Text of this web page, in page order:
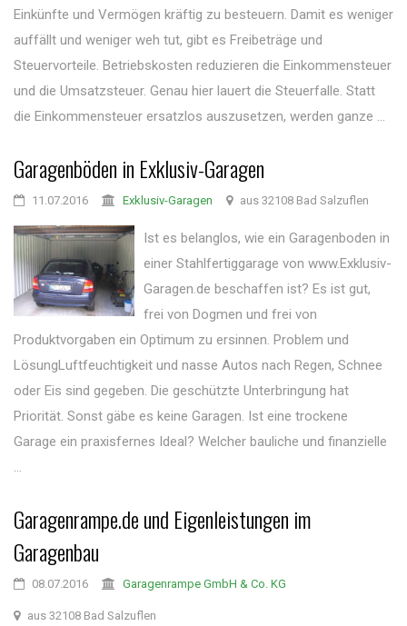
Einkünfte und Vermögen kräftig zu besteuern. Damit es weniger
auffällt und weniger weh tut, gibt es Freibeträge und
Steuervorteile. Betriebskosten reduzieren die Einkommensteuer
und die Umsatzsteuer. Genau hier lauert die Steuerfalle. Statt
die Einkommensteuer ersatzlos auszusetzen, werden ganze ...
Garagenböden in Exklusiv-Garagen
11.07.2016 Exklusiv-Garagen aus 32108 Bad Salzuflen
Ist es belanglos, wie ein Garagenboden in
einer Stahlfertiggarage von www.Exklusiv-
Garagen.de beschaffen ist? Es ist gut,
frei von Dogmen und frei von
Produktvorgaben ein Optimum zu ersinnen. Problem und
LösungLuftfeuchtigkeit und nasse Autos nach Regen, Schnee
oder Eis sind gegeben. Die geschützte Unterbringung hat
Priorität. Sonst gäbe es keine Garagen. Ist eine trockene
Garage ein praxisfernes Ideal? Welcher bauliche und finanzielle
...
Garagenrampe.de und Eigenleistungen im
Garagenbau
08.07.2016 Garagenrampe GmbH & Co. KG
aus 32108 Bad Salzuflen